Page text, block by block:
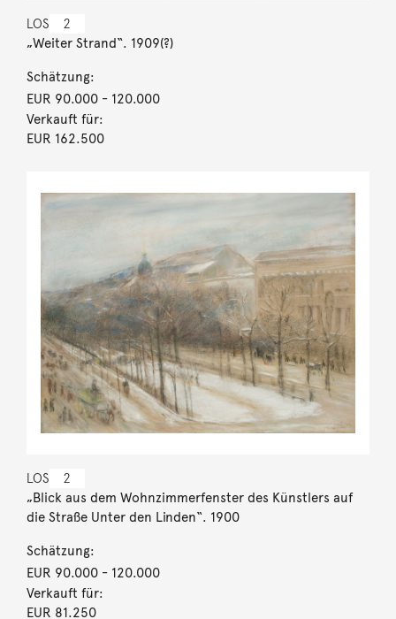
LOS 2
„Weiter Strand“. 1909(?)
Schätzung:
EUR 90.000- 120.000
Verkauft für:
EUR 162.500
LOS 2
„Blick aus dem Wohnzimmerfenster des Künstlers auf
die Straße Unter den Linden“. 1900
Schätzung:
EUR 90.000- 120.000
Verkauft für:
EUR 81.250